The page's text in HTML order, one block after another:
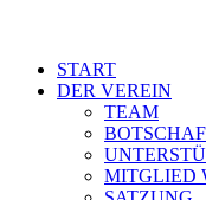
START
DER VEREIN
TEAM
MITGLIED